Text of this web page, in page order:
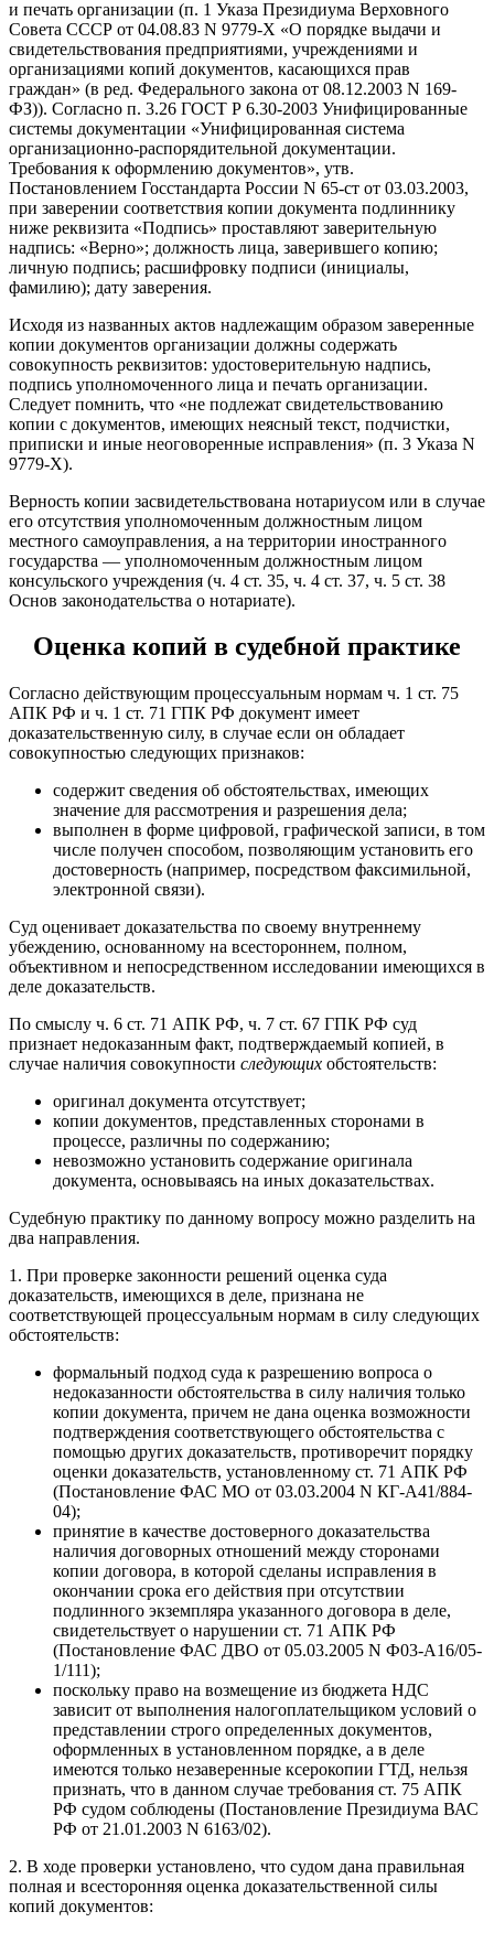
и печать организации (п. 1 Указа Президиума Верховного
Совета СССР от 04.08.83 N 9779-X «О порядке выдачи и
свидетельствования предприятиями, учреждениями и
организациями копий документов, касающихся прав
граждан» (в ред. Федерального закона от 08.12.2003 N 169-
ФЗ)). Согласно п. 3.26 ГОСТ Р 6.30-2003 Унифицированные
системы документации «Унифицированная система
организационно-распорядительной документации.
Требования к оформлению документов», утв.
Постановлением Госстандарта России N 65-ст от 03.03.2003,
при заверении соответствия копии документа подлиннику
ниже реквизита «Подпись» проставляют заверительную
надпись: «Верно»; должность лица, заверившего копию;
личную подпись; расшифровку подписи (инициалы,
фамилию); дату заверения.
Исходя из названных актов надлежащим образом заверенные
копии документов организации должны содержать
совокупность реквизитов: удостоверительную надпись,
подпись уполномоченного лица и печать организации.
Следует помнить, что «не подлежат свидетельствованию
копии с документов, имеющих неясный текст, подчистки,
приписки и иные неоговоренные исправления» (п. 3 Указа N
9779-X).
Верность копии засвидетельствована нотариусом или в случае
его отсутствия уполномоченным должностным лицом
местного самоуправления, а на территории иностранного
государства — уполномоченным должностным лицом
консульского учреждения (ч. 4 ст. 35, ч. 4 ст. 37, ч. 5 ст. 38
Основ законодательства о нотариате).
Оценка копий в судебной практике
Согласно действующим процессуальным нормам ч. 1 ст. 75
АПК РФ и ч. 1 ст. 71 ГПК РФ документ имеет
доказательственную силу, в случае если он обладает
совокупностью следующих признаков:
содержит сведения об обстоятельствах, имеющих
значение для рассмотрения и разрешения дела;
выполнен в форме цифровой, графической записи, в том
числе получен способом, позволяющим установить его
достоверность (например, посредством факсимильной,
электронной связи).
Суд оценивает доказательства по своему внутреннему
убеждению, основанному на всестороннем, полном,
объективном и непосредственном исследовании имеющихся в
деле доказательств.
По смыслу ч. 6 ст. 71 АПК РФ, ч. 7 ст. 67 ГПК РФ суд
признает недоказанным факт, подтверждаемый копией, в
случае наличия совокупности следующих обстоятельств:
оригинал документа отсутствует;
копии документов, представленных сторонами в
процессе, различны по содержанию;
невозможно установить содержание оригинала
документа, основываясь на иных доказательствах.
Судебную практику по данному вопросу можно разделить на
два направления.
1. При проверке законности решений оценка суда
доказательств, имеющихся в деле, признана не
соответствующей процессуальным нормам в силу следующих
обстоятельств:
формальный подход суда к разрешению вопроса о
недоказанности обстоятельства в силу наличия только
копии документа, причем не дана оценка возможности
подтверждения соответствующего обстоятельства с
помощью других доказательств, противоречит порядку
оценки доказательств, установленному ст. 71 АПК РФ
(Постановление ФАС МО от 03.03.2004 N КГ-А41/884-
04);
принятие в качестве достоверного доказательства
наличия договорных отношений между сторонами
копии договора, в которой сделаны исправления в
окончании срока его действия при отсутствии
подлинного экземпляра указанного договора в деле,
свидетельствует о нарушении ст. 71 АПК РФ
(Постановление ФАС ДВО от 05.03.2005 N Ф03-А16/05-
1/111);
поскольку право на возмещение из бюджета НДС
зависит от выполнения налогоплательщиком условий о
представлении строго определенных документов,
оформленных в установленном порядке, а в деле
имеются только незаверенные ксерокопии ГТД, нельзя
признать, что в данном случае требования ст. 75 АПК
РФ судом соблюдены (Постановление Президиума ВАС
РФ от 21.01.2003 N 6163/02).
2. В ходе проверки установлено, что судом дана правильная
полная и всесторонняя оценка доказательственной силы
копий документов: